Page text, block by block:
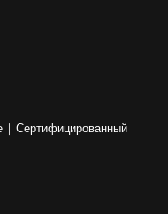
| Сертифицированный